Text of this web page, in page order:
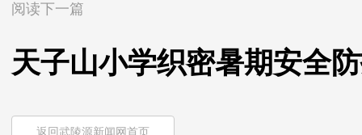
阅读下一篇
天子山小学织密暑期安全
返回武陵源新闻网首页